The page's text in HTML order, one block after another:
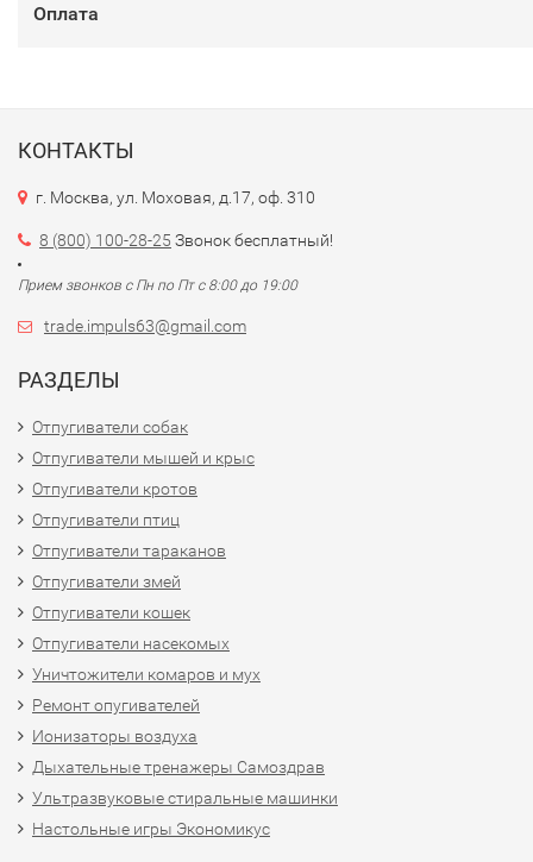
Оплата
КОНТАКТЫ
г. Москва, ул. Моховая, д.17, оф. 310
8 (800) 100-28-25 Звонок бесплатный!
Прием звонков с Пн по Пт с 8:00 до 19:00
trade.impuls63@gmail.com
РАЗДЕЛЫ
Отпугиватели собак
Отпугиватели мышей и крыс
Отпугиватели кротов
Отпугиватели птиц
Отпугиватели тараканов
Отпугиватели змей
Отпугиватели кошек
Отпугиватели насекомых
Уничтожители комаров и мух
Ремонт опугивателей
Ионизаторы воздуха
Дыхательные тренажеры Самоздрав
Ультразвуковые стиральные машинки
Настольные игры Экономикус